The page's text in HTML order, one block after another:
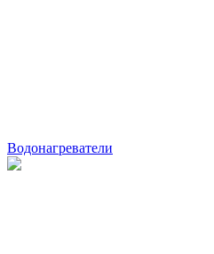
Водонагреватели